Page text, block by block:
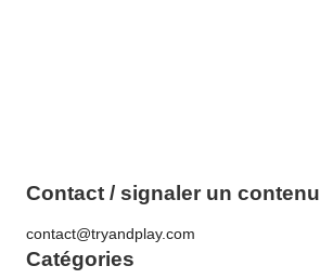
Contact / signaler un contenu
contact@tryandplay.com
Catégories